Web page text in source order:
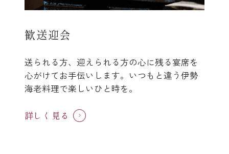
歓送迎会
送られる方、迎えられる方の心に残る宴席を
心がけてお手伝いします。いつもと違う伊勢
海老料理で楽しいひと時を。
詳しく見る